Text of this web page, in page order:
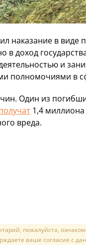
наказание в виде
в доход
и
полномочиями в
Один из
1,4
вреда.
пожалуйста,
ваше согласие с